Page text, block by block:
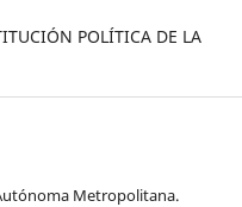
POLÍTICA DE LA
Metropolitana.